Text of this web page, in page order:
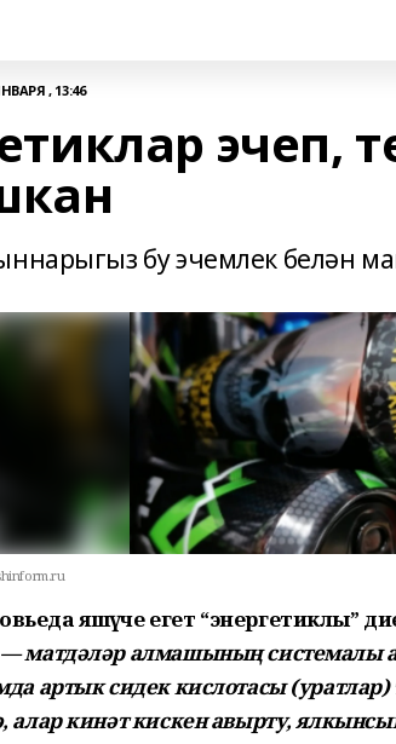
, 13:46
эчеп,
бу эчемлек белән
яшәүче егет “энергетиклы”
матдәләр алмашының системалы
артык сидек кислотасы
алар кинәт кискен авырту,